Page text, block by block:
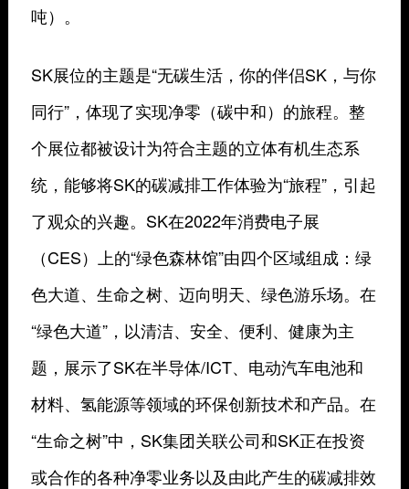
吨）。
SK展位的主题是“无碳生活，你的伴侣SK，与你
同行”，体现了实现净零（碳中和）的旅程。整
个展位都被设计为符合主题的立体有机生态系
统，能够将SK的碳减排工作体验为“旅程”，引起
了观众的兴趣。SK在2022年消费电子展
（CES）上的“绿色森林馆”由四个区域组成：绿
色大道、生命之树、迈向明天、绿色游乐场。在
“绿色大道”，以清洁、安全、便利、健康为主
题，展示了SK在半导体/ICT、电动汽车电池和
材料、氢能源等领域的环保创新技术和产品。在
“生命之树”中，SK集团关联公司和SK正在投资
或合作的各种净零业务以及由此产生的碳减排效